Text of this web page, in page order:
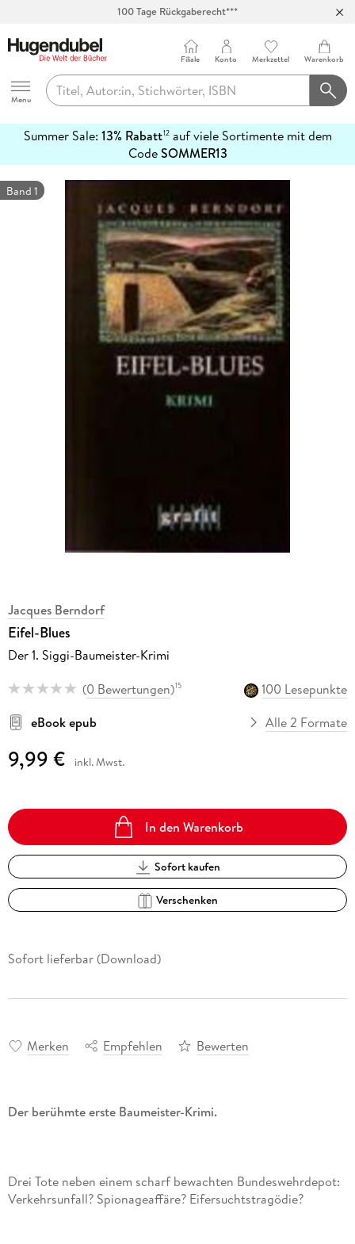
100 Tage Rückgaberecht***
Hugendubel
Menu
Filiale Konto Merkzettel Warenkorb
Summer Sale: 13% Rabatt12auf viele Sortimente mit dem
CodeSOMMER13
erfahren
Band 1
Jacques Berndorf
Eifel-Blues
Der 1. Siggi-Baumeister-Krimi
(0 Bewertungen)15
100 Lesepunkte
eBook epub
Alle 2 Formate
9,99 € inkl. Mwst.
In den Warenkorb
Sofort kaufen
Verschenken
Sofort lieferbar (Download)
Merken Empfehlen Bewerten
Der berühmte erste Baumeister-Krimi.
Drei Tote neben einem scharf bewachten Bundeswehrdepot:
Verkehrsunfall? Spionageaffäre? Eifersuchtstragödie?